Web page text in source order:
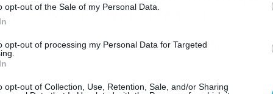
opt-out of the Sale of my Personal Data.
opt-out of processing my Personal Data for Targeted
opt-out of Collection, Use, Retention, Sale, and/or Sharing
είναι ο λόγος (photos)
πέσει για ύπνο, βάζοντας το ξυπνητήρι για μία
ώρα, το επόμενο πρωί, αλλά τελικά καταφέρνει
είναι πως πρόκειται για κάτι ιδιαίτερα εκνευριστικό,